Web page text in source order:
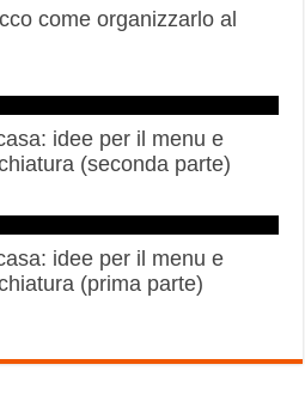
come organizzarlo al
idee per il menu e
(seconda parte)
idee per il menu e
(prima parte)